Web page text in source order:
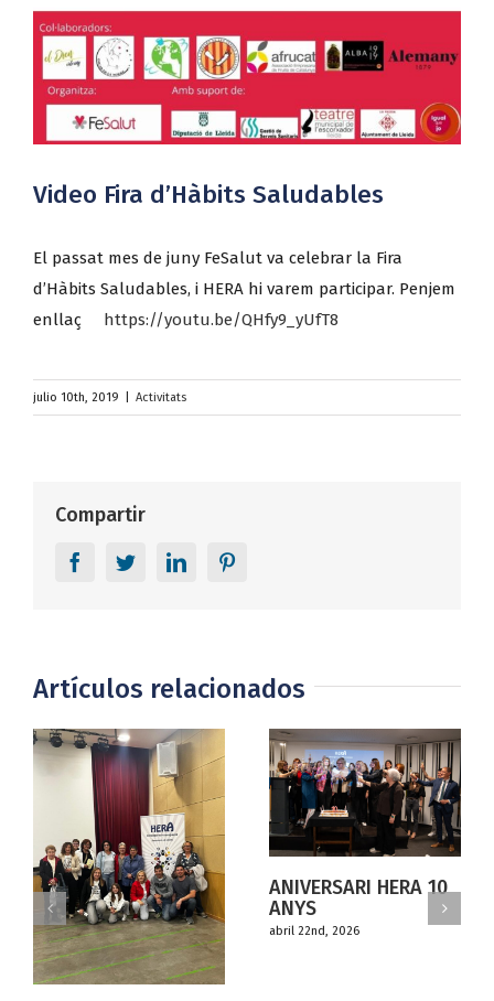
Video Fira d’Hàbits Saludables
El passat mes de juny FeSalut va celebrar la Fira
d’Hàbits Saludables, i HERA hi varem participar. Penjem
enllaç https://youtu.be/QHfy9_yUfT8
julio 10th, 2019 Activitats
Compartir
FacebookTwitterLinkedIn
Artículos relacionados
ANIVERSARI HERA 10
ANYS
abril 22nd, 2026